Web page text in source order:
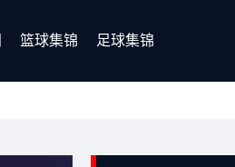
篮球集锦 足球集锦